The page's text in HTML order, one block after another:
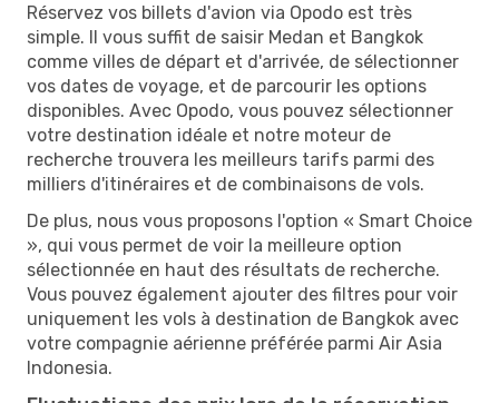
Réservez vos billets d'avion via Opodo est très
simple. Il vous suffit de saisir Medan et Bangkok
comme villes de départ et d'arrivée, de sélectionner
vos dates de voyage, et de parcourir les options
disponibles. Avec Opodo, vous pouvez sélectionner
votre destination idéale et notre moteur de
recherche trouvera les meilleurs tarifs parmi des
milliers d'itinéraires et de combinaisons de vols.
De plus, nous vous proposons l'option « Smart Choice
», qui vous permet de voir la meilleure option
sélectionnée en haut des résultats de recherche.
Vous pouvez également ajouter des filtres pour voir
uniquement les vols à destination de Bangkok avec
votre compagnie aérienne préférée parmi Air Asia
Indonesia.